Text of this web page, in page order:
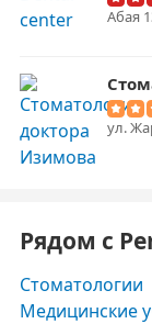
Абая
ул.
Рядом с
Стоматологии
Медицинские